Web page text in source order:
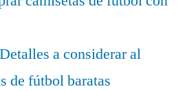
a considerar al
de fútbol baratas